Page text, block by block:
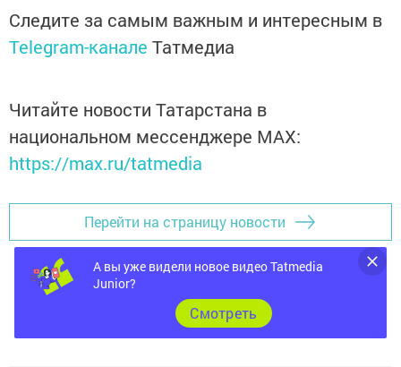
Следите за самым важным и интересным в
Telegram-канале Татмедиа
Читайте новости Татарстана в
национальном мессенджере MАХ:
https://max.ru/tatmedia
Перейти на страницу новости
А вы уже видели новое видео Tatmedia
Junior?
Cмотреть